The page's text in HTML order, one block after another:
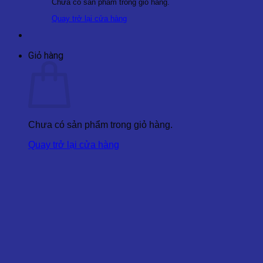
Chưa có sản phẩm trong giỏ hàng.
Quay trở lại cửa hàng
Giỏ hàng
Chưa có sản phẩm trong giỏ hàng.
Quay trở lại cửa hàng